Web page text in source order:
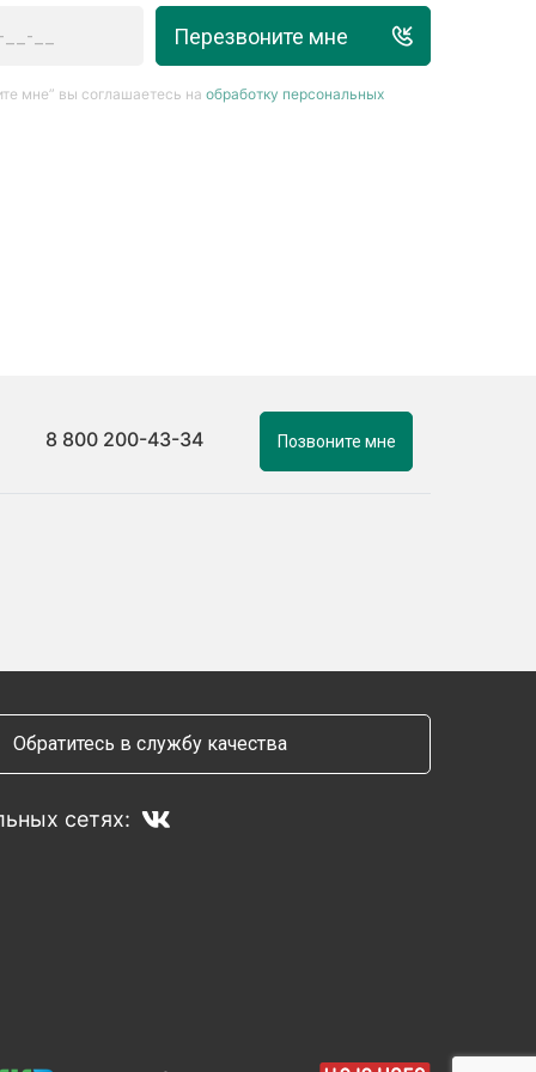
Перезвоните мне
мне” вы соглашаетесь на обработку персональных
8 800 200-43-34 Позвоните мне
Обратитесь в службу качества
сетях: